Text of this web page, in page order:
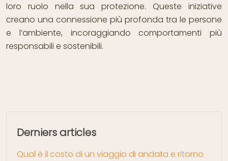
loro ruolo nella sua protezione. Queste iniziative
creano una connessione più profonda tra le persone
e l’ambiente, incoraggiando comportamenti più
responsabili e sostenibili.
Derniers articles
Qual è il costo di un viaggio di andata e ritorno